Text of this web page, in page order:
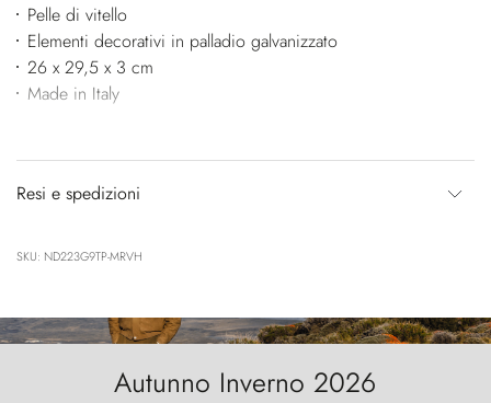
Pelle di vitello
Elementi decorativi in palladio galvanizzato
26 x 29,5 x 3 cm
Made in Italy
Resi e spedizioni
SKU: ND223G9TP-MRVH
Autunno Inverno 2026